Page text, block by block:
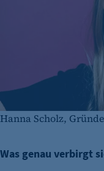
Hanna Scholz,
Was genau verbirgt